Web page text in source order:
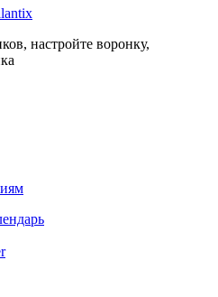
настройте воронку,